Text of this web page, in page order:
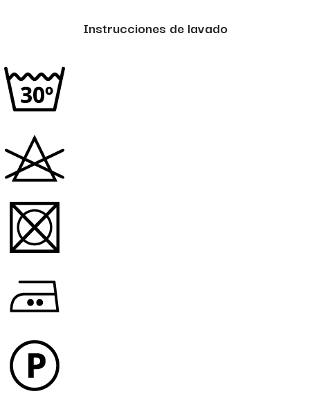
Instrucciones de lavado